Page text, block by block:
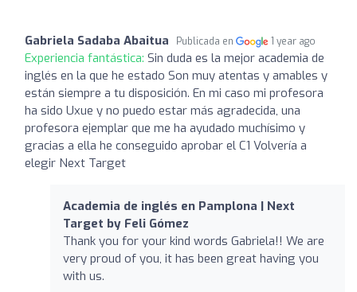
Gabriela Sadaba Abaitua Publicada en 1 year ago
Experiencia fantástica: Sin duda es la mejor academia de
inglés en la que he estado Son muy atentas y amables y
están siempre a tu disposición. En mi caso mi profesora
ha sido Uxue y no puedo estar más agradecida, una
profesora ejemplar que me ha ayudado muchísimo y
gracias a ella he conseguido aprobar el C1 Volvería a
elegir Next Target
Academia de inglés en Pamplona | Next
Target by Feli Gómez
Thank you for your kind words Gabriela!! We are
very proud of you, it has been great having you
with us.